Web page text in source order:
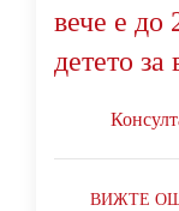
вече е до
детето
ВИЖТЕ